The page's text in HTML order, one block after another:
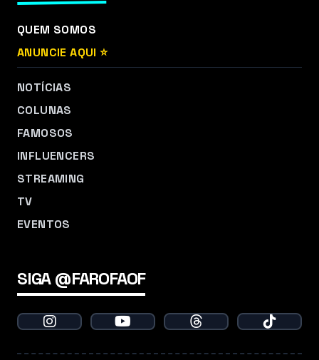
QUEM SOMOS
ANUNCIE AQUI ⭐
NOTÍCIAS
COLUNAS
FAMOSOS
INFLUENCERS
STREAMING
TV
EVENTOS
SIGA @FAROFAOF